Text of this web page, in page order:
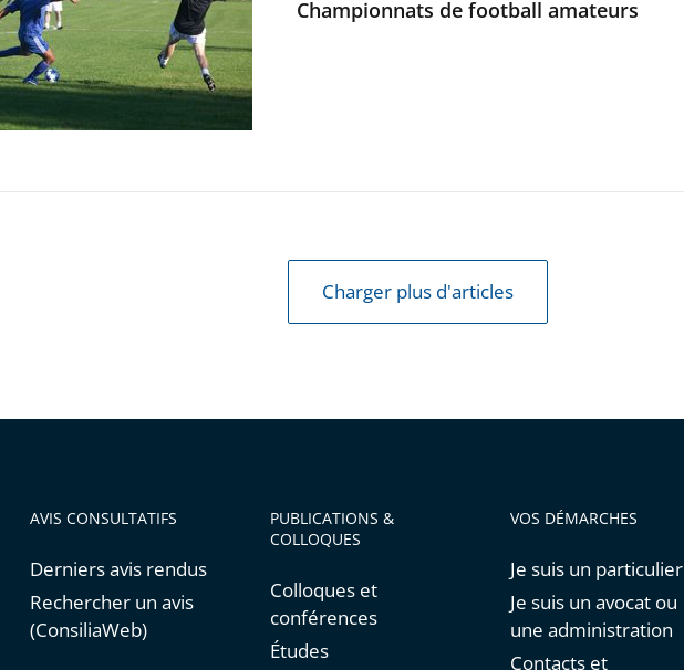
Championnats de football amateurs
Charger plus d'articles
AVIS CONSULTATIFS
Derniers avis rendus
Rechercher un avis
(ConsiliaWeb)
PUBLICATIONS &
COLLOQUES
Colloques et
conférences
Études
VOS DÉMARCHES
Je suis un particulier
Je suis un avocat ou
une administration
Contacts et